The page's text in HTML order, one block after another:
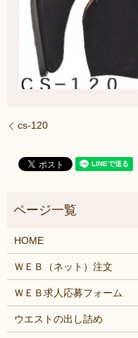
cs-120
HOME
ＷＥＢ（ネット）注文
ＷＥＢ求人応募フォーム
ウエストの出し詰め